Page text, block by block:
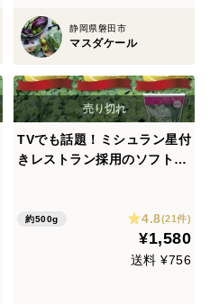
静岡県磐田市
マスダケール
TVでも話題！ミシュラン星付
きレストラン採用のソフトケ
約500g 4.8(21件)
¥1,580
送料 ¥756